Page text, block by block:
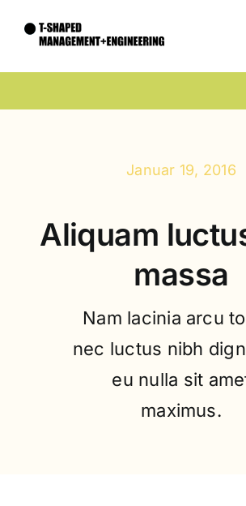
Inhalt
Kontakt
Januar 19, 2016
Aliquam
massa
Nam lacinia arcu
nec luctus nibh
eu nulla sit
maximus.